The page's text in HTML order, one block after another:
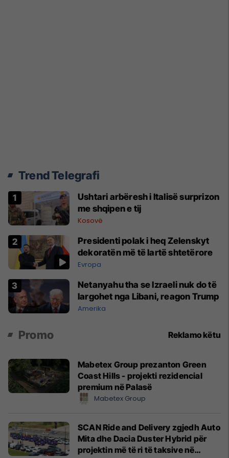
Trend Telegrafi
Ushtari arbëresh i Italisë surprizon
me shqipen e tij
Kosovë
Presidenti polak i heq Zelenskyt
dekoratën më të lartë shtetërore
Evropa
Netanyahu tha se Izraeli nuk do të
largohet nga Libani, reagon Trump
Amerika
Promo Reklamo këtu
Mabetex Group prezanton Green
Coast Hills - projekti rezidencial
premium në Palasë
Mabetex Group
SCAN Ride and Delivery zgjedh Auto
Mita dhe Dacia Duster Hybrid për
projektin më të ri të taksive në